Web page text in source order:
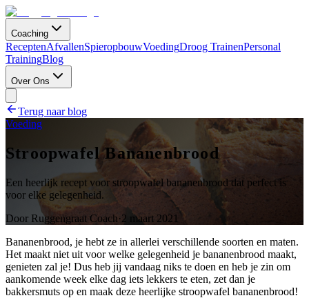
Coaching
ReceptenAfvallenSpieropbouwVoedingDroog TrainenPersonal
TrainingBlog
Over Ons
Terug naar blog
Voeding
Stroopwafel Bananenbrood
Een heerlijk recept voor stroopwafel bananenbrood dat perfect is
voor elke gelegenheid.
Door Ruggengraat Coach·2 maart 2021
Bananenbrood, je hebt ze in allerlei verschillende soorten en maten.
Het maakt niet uit voor welke gelegenheid je bananenbrood maakt,
genieten zal je! Dus heb jij vandaag niks te doen en heb je zin om
aankomende week elke dag iets lekkers te eten, zet dan je
bakkersmuts op en maak deze heerlijke stroopwafel bananenbrood!